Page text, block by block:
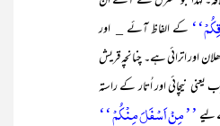
کے الفاظ آئے _ اور
اور اترائی ہے۔ چنانچہ قریش
نیچائی اور اُتار کے راستہ
لیے’’ مِنۡ اَسۡفَلَ مِنۡکُمۡ ‘‘